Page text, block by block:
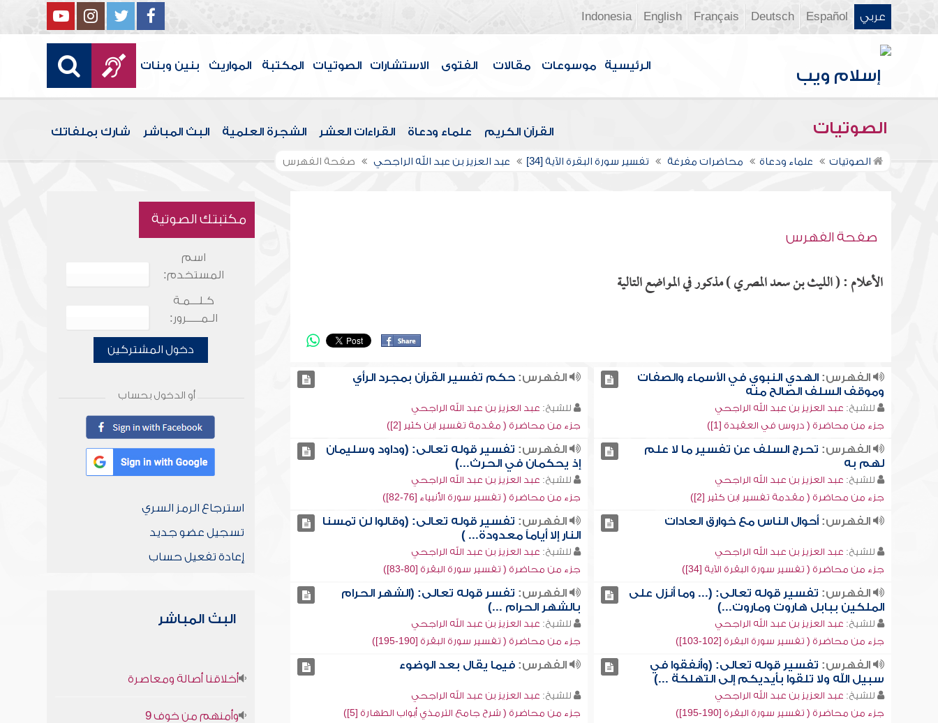
عربي Español
Deutsch
Français
English
Indonesia
الرئيسية موسوعات مقالات الفتوى الاستشارات الصوتيات المكتبة المواريث بنين وبنات
الصوتيات القرآن الكريم علماء ودعاة القراءات العشر الشجرة العلمية البث المباشر شارك بملفاتك
الصوتيات علماء ودعاة محاضرات مفرغة تفسير سورة البقرة الآية [34] عبد العزيز بن عبد الله الراجحي صفحة الفهرس
صفحة الفهرس
الأعلام : ( الليث بن سعد المصري ) مذكور في المواضع التالية
الفهرس:الهدي النبوي في الأسماء والصفات
وموقف السلف الصالح منه
للشيخ: عبد العزيز بن عبد الله الراجحي
جزء من محاضرة ( دروس في العقيدة [1])
الفهرس: حكم تفسير القرآن بمجرد الرأي
للشيخ: عبد العزيز بن عبد الله الراجحي
جزء من محاضرة ( مقدمة تفسير ابن كثير [2])
الفهرس: تحرج السلف عن تفسير ما لا علم
لهم به
للشيخ: عبد العزيز بن عبد الله الراجحي
جزء من محاضرة ( مقدمة تفسير ابن كثير [2])
الفهرس: تفسير قوله تعالى: (وداود وسليمان
إذ يحكمان في الحرث...)
للشيخ: عبد العزيز بن عبد الله الراجحي
جزء من محاضرة ( تفسير سورة الأنبياء [76-82])
الفهرس:أحوال الناس مع خوارق العادات
للشيخ: عبد العزيز بن عبد الله الراجحي
جزء من محاضرة ( تفسير سورة البقرة الآية [34])
الفهرس: تفسير قوله تعالى: (وقالوا لن تمسنا
النار إلا أياماً معدودة... )
للشيخ: عبد العزيز بن عبد الله الراجحي
جزء من محاضرة ( تفسير سورة البقرة [80-83])
الفهرس: تفسير قوله تعالى: (... وما أنزل على
الملكين ببابل هاروت وماروت...)
للشيخ: عبد العزيز بن عبد الله الراجحي
جزء من محاضرة ( تفسير سورة البقرة [102-103])
الفهرس: تفسر قوله تعالى: (الشهر الحرام
بالشهر الحرام ...)
للشيخ: عبد العزيز بن عبد الله الراجحي
جزء من محاضرة ( تفسير سورة البقرة [190-195])
الفهرس: تفسير قوله تعالى: (وأنفقوا في
سبيل الله ولا تلقوا بأيديكم إلى التهلكة ...)
للشيخ: عبد العزيز بن عبد الله الراجحي
جزء من محاضرة ( تفسير سورة البقرة [190-195])
الفهرس: فيما يقال بعد الوضوء
للشيخ: عبد العزيز بن عبد الله الراجحي
جزء من محاضرة ( شرح جامع الترمذي أبواب الطهارة [5])
مكتبتك الصوتية
اسم
المستخدم:
كـلـــمـة
الـمـــــرور:
دخول المشتركين
أو الدخول بحساب
استرجاع الرمز السري
تسجيل عضو جديد
إعادة تفعيل حساب
البث المباشر
أخلاقنا أصالة ومعاصرة
وأمنهم من خوف 9